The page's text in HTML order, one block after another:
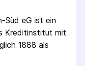
Süd eG ist ein
Kredit­institut mit
1888 als